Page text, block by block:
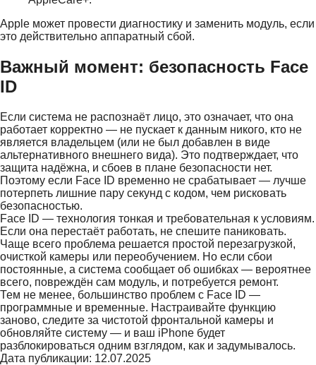
Apple может провести диагностику и заменить модуль, если
это действительно аппаратный сбой.
Важный момент: безопасность Face
ID
Если система не распознаёт лицо, это означает, что она
работает корректно — не пускает к данным никого, кто не
является владельцем (или не был добавлен в виде
альтернативного внешнего вида). Это подтверждает, что
защита надёжна, и сбоев в плане безопасности нет.
Поэтому если Face ID временно не срабатывает — лучше
потерпеть лишние пару секунд с кодом, чем рисковать
безопасностью.
Face ID — технология тонкая и требовательная к условиям.
Если она перестаёт работать, не спешите паниковать.
Чаще всего проблема решается простой перезагрузкой,
очисткой камеры или переобучением. Но если сбои
постоянные, а система сообщает об ошибках — вероятнее
всего, повреждён сам модуль, и потребуется ремонт.
Тем не менее, большинство проблем с Face ID —
программные и временные. Настраивайте функцию
заново, следите за чистотой фронтальной камеры и
обновляйте систему — и ваш iPhone будет
разблокироваться одним взглядом, как и задумывалось.
Дата публикации: 12.07.2025